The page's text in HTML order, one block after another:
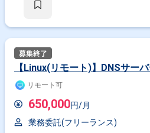
【Linux(リモート)】DNSサー
リモート可
650,000円/月
業務委託(フリーランス)